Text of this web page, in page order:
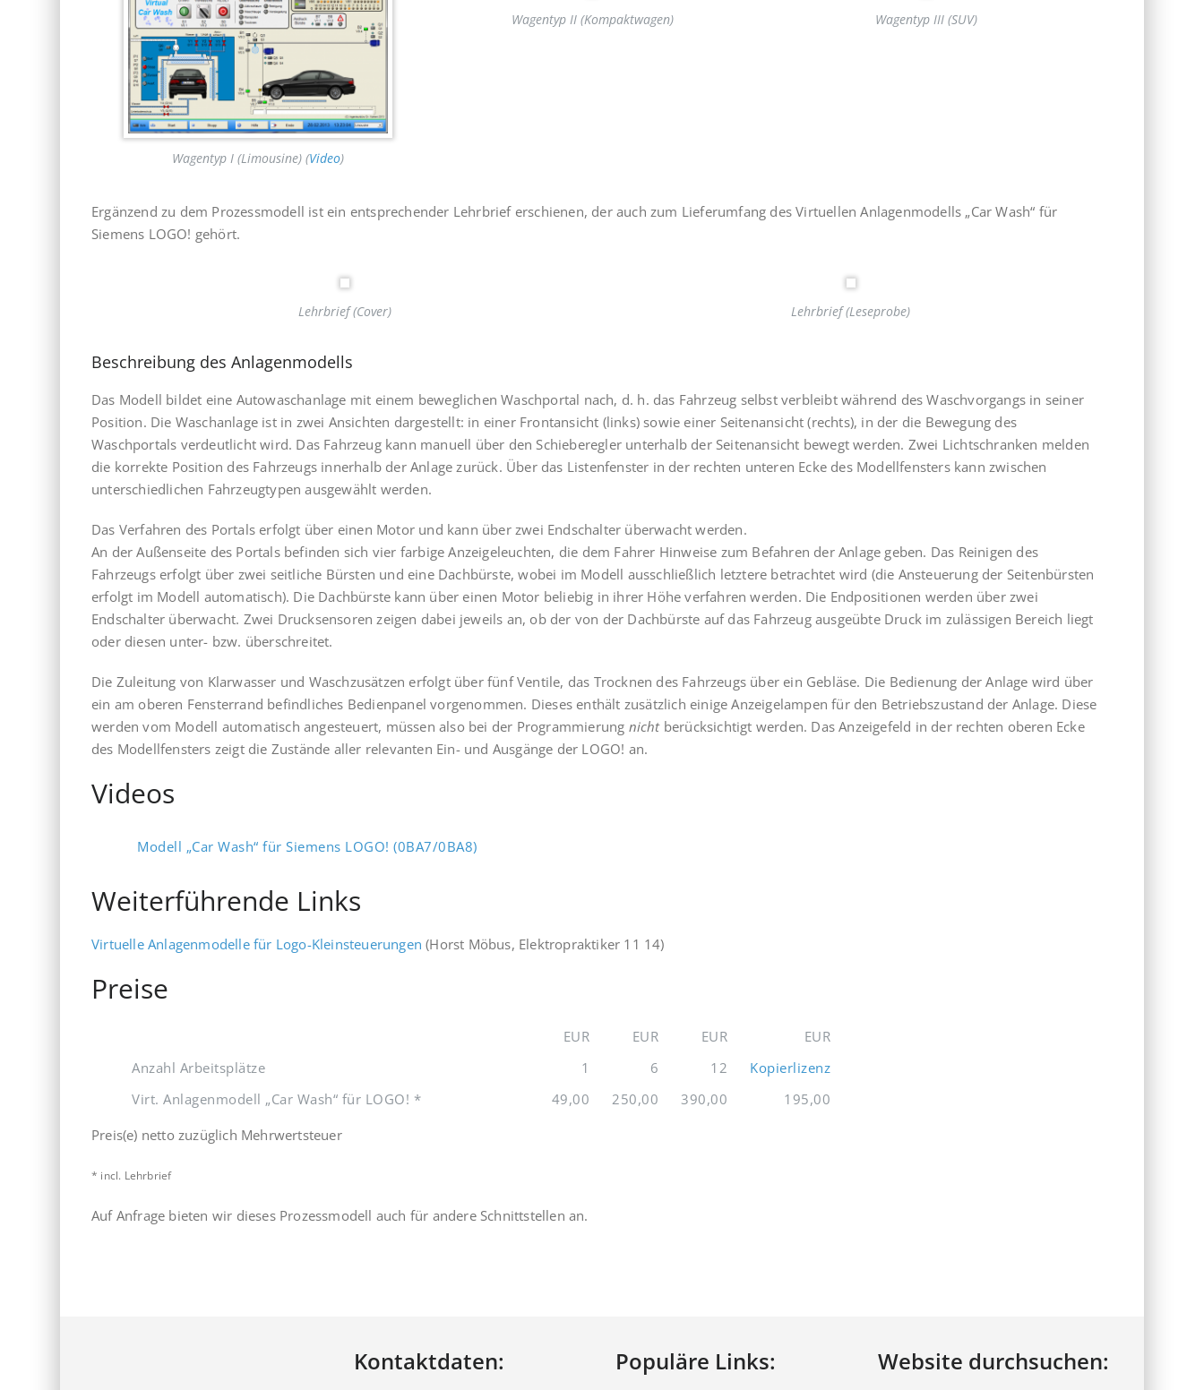
Wagentyp I (Limousine) (Video)
Wagentyp II (Kompaktwagen) Wagentyp III (SUV)
Ergänzend zu dem Prozessmodell ist ein entsprechender Lehrbrief erschienen, der auch zum Lieferumfang des Virtuellen Anlagenmodells „Car Wash“ für
Siemens LOGO! gehört.
Lehrbrief (Cover) Lehrbrief (Leseprobe)
Beschreibung des Anlagenmodells
Das Modell bildet eine Autowaschanlage mit einem beweglichen Waschportal nach, d. h. das Fahrzeug selbst verbleibt während des Waschvorgangs in seiner
Position. Die Waschanlage ist in zwei Ansichten dargestellt: in einer Frontansicht (links) sowie einer Seitenansicht (rechts), in der die Bewegung des
Waschportals verdeutlicht wird. Das Fahrzeug kann manuell über den Schieberegler unterhalb der Seitenansicht bewegt werden. Zwei Lichtschranken melden
die korrekte Position des Fahrzeugs innerhalb der Anlage zurück. Über das Listenfenster in der rechten unteren Ecke des Modellfensters kann zwischen
unterschiedlichen Fahrzeugtypen ausgewählt werden.
Das Verfahren des Portals erfolgt über einen Motor und kann über zwei Endschalter überwacht werden.
An der Außenseite des Portals befinden sich vier farbige Anzeigeleuchten, die dem Fahrer Hinweise zum Befahren der Anlage geben. Das Reinigen des
Fahrzeugs erfolgt über zwei seitliche Bürsten und eine Dachbürste, wobei im Modell ausschließlich letztere betrachtet wird (die Ansteuerung der Seitenbürsten
erfolgt im Modell automatisch). Die Dachbürste kann über einen Motor beliebig in ihrer Höhe verfahren werden. Die Endpositionen werden über zwei
Endschalter überwacht. Zwei Drucksensoren zeigen dabei jeweils an, ob der von der Dachbürste auf das Fahrzeug ausgeübte Druck im zulässigen Bereich liegt
oder diesen unter- bzw. überschreitet.
Die Zuleitung von Klarwasser und Waschzusätzen erfolgt über fünf Ventile, das Trocknen des Fahrzeugs über ein Gebläse. Die Bedienung der Anlage wird über
ein am oberen Fensterrand befindliches Bedienpanel vorgenommen. Dieses enthält zusätzlich einige Anzeigelampen für den Betriebszustand der Anlage. Diese
werden vom Modell automatisch angesteuert, müssen also bei der Programmierung nichtberücksichtigt werden. Das Anzeigefeld in der rechten oberen Ecke
des Modellfensters zeigt die Zustände aller relevanten Ein- und Ausgänge der LOGO! an.
Videos
Modell „Car Wash“ für Siemens LOGO! (0BA7/0BA8)
Weiterführende Links
Virtuelle Anlagenmodelle für Logo-Kleinsteuerungen (Horst Möbus, Elektropraktiker 11 14)
Preise
EUR EUR EUR
EUR
Anzahl Arbeitsplätze
1 6 12
Kopierlizenz
Virt. Anlagenmodell „Car Wash“ für LOGO! *
49,00 250,00 390,00
195,00
Preis(e) netto zuzüglich Mehrwertsteuer
* incl. Lehrbrief
Auf Anfrage bieten wir dieses Prozessmodell auch für andere Schnittstellen an.
Kontaktdaten: Populäre Links: Website durchsuchen: